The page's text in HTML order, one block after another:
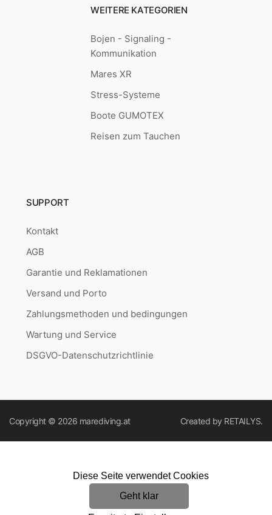
WEITERE KATEGORIEN
Bojen - Signaling -
Kommunikation
Mares XR
Stress-Systeme
Boote GUMOTEX
Reisen zum Tauchen
SUPPORT
Kontakt
AGB
Garantie und Reklamationen
Versand und Porto
Zahlungsmethoden und bedingungen
Wartung und Service
DSGVO-Datenschutzrichtlinie
Copyright © 2026 marediving.at Created by RETAILYS.
Diese Seite verwendet Cookies
Geht klar